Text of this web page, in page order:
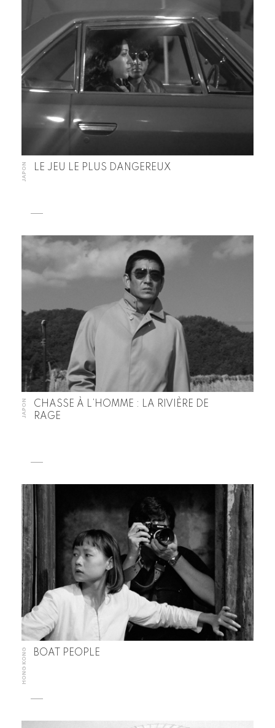
JAPON LE JEU LE PLUS DANGEREUX
JAPON
CHASSE À L’HOMME : LA RIVIÈRE DE
RAGE
HONG KONG BOAT PEOPLE